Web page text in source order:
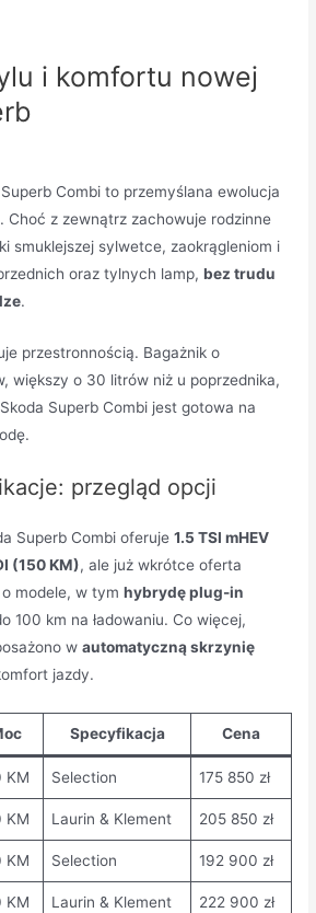
i komfortu nowej
Combi to przemyślana ewolucja
Choć z zewnątrz zachowuje rodzinne
smuklejszej sylwetce, zaokrągleniom i
oraz tylnych lamp,bez trudu
.
przestronnością. Bagażnik o
większy o 30 litrów niż u poprzednika,
Superb Combi jest gotowa na
przegląd opcji
Superb Combi oferuje1.5 TSI mHEV
(150 KM), ale już wkrótce oferta
o modele, w tymhybrydę plug-in
100 km na ładowaniu. Co więcej,
wautomatyczną skrzynię
jazdy.
Specyfikacja Cena
KM Selection 175 850 zł
KM Laurin & Klement 205 850 zł
KM Selection 192 900 zł
KM Laurin & Klement 222 900 zł